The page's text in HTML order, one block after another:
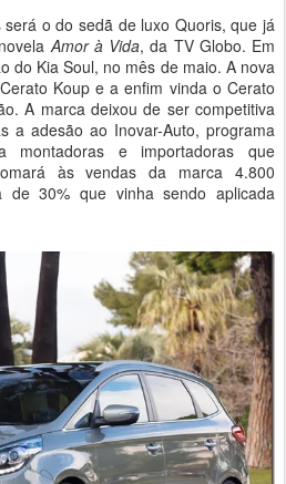
o do sedã de luxo Quoris, que já
Amor à Vida, da TV Globo. Em
do Kia Soul, no mês de maio. A nova
Koup e a enfim vinda o Cerato
A marca deixou de ser competitiva
a adesão ao Inovar-Auto, programa
montadoras e importadoras que
às vendas da marca 4.800
de 30% que vinha sendo aplicada